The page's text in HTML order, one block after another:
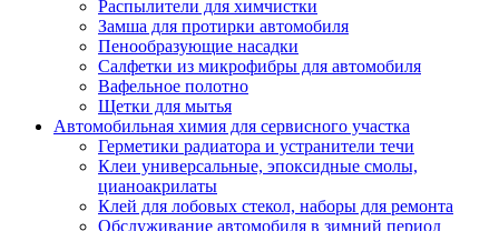
Распылители для химчистки
Замша для протирки автомобиля
Пенообразующие насадки
Салфетки из микрофибры для автомобиля
Вафельное полотно
Щетки для мытья
Автомобильная химия для сервисного участка
Герметики радиатора и устранители течи
Клеи универсальные, эпоксидные смолы,
цианоакрилаты
Клей для лобовых стекол, наборы для ремонта
Обслуживание автомобиля в зимний период